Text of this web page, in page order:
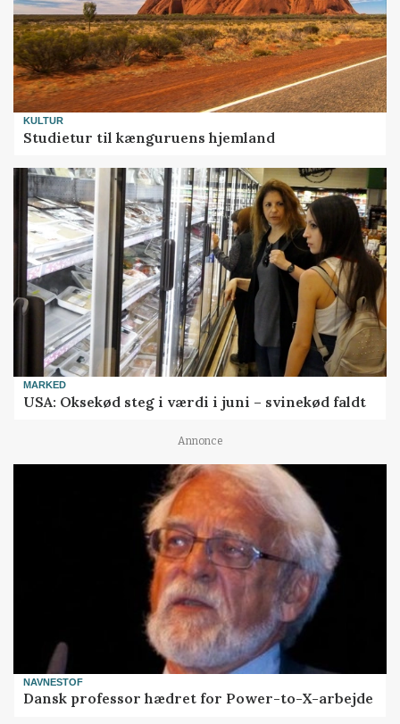
KULTUR
Studietur til kænguruens hjemland
MARKED
USA: Oksekød steg i værdi i juni – svinekød faldt
Annonce
NAVNESTOF
Dansk professor hædret for Power-to-X-arbejde